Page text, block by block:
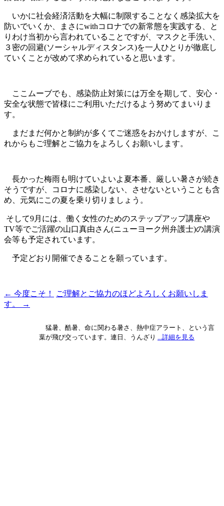
いかに社会経済活動を大幅に制限することなく感染拡大を
防いでいくか、まさにwithコロナでの新常態を実践する、と
りわけ当初から言われていることですが、マスクと手洗い、
３密の回避(ソーシャルディスタンス)を一人ひとりが徹底し
ていくことが改めて求められていると思います。
ここムーブでも、感染防止対策には万全を期して、安心・
安全な状態で皆様にご利用いただけるよう努めてまいりま
す。
まだまだ何かと制約が多くてご迷惑をおかけしますが、こ
れからもご理解とご協力をよろしくお願いします。
長かった梅雨も明けていよいよ夏本番、厳しい暑さが続き
そうですが、コロナに感染しない、させないということも含
め、元気にこの夏を乗り切りましょう。
そして9月には、働く女性のためのステップアップ講座や
TV等でご活躍の山口真由さん(ニューヨーク州弁護士)の講演
会等も予定されています。
予定どおり開催できることを願っています。
投
稿
← 今度こそ！
ご理解とご協力のほどよろしくお願いしま
す。
→
猛暑、酷暑、命に関わる暑さ、熱中症アラート、という言
葉が飛び交っています。連日、うんざり
...詳細を見る